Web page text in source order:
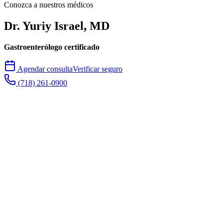
Conozca a nuestros médicos
Dr. Yuriy Israel, MD
Gastroenterólogo certificado
Agendar consultaVerificar seguro
(718) 261-0900